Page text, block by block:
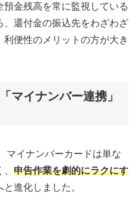
金残高を常に監視している
還付金の振込先をわざわざ
便性のメリットの方が大き
マイナンバー連携」
マイナンバーカードは単な
申告作業を劇的にラクにす
と進化しました。